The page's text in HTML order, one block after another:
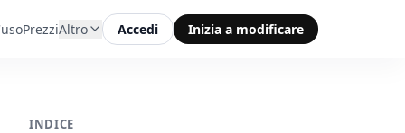
PrezziAltro Accedi Inizia a modificare
INDICE